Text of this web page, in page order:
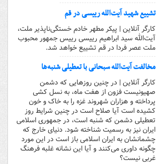
تشییع شهید آیت‌الله رییسی در قم
کارگر آنلاین | پیکر مطهر خادم خستگی‌ناپذیر ملت‌،
آیت‌الله سید ابراهیم رییسی رییس جمهور محبوب
ملت عصر فردا در قم تشییع خواهد شد‌.
مخالفت آیت‌الله سبحانی با تعطیلی شنبه‌ها
کارگر آنلاین | در چنین روز‌هایی که دشمن
صهیونیست فزون از هفت ماه، به نسل کشی
پرداخته و هزاران شهروند غزه را به خاک و خون
کشیده است آیا صلاح است در چنین شرایط روز
تعطیلی دشمن که شنبه است، در جمهوری اسلامی
ایران نیز به رسمیت شناخته شود. دنیای خارج که
چشمانشان به ایران اسلامی باز است در این مورد
چگونه داوری می‌کنند و آیا این نشانه غلبه فرهنگ
غربی نیست؟